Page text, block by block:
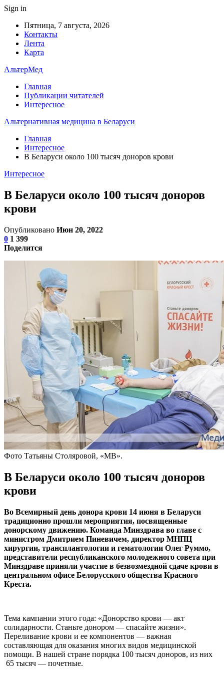
Sign in
Пятница, 7 августа, 2026
Контакты
Лента
Карта
АльтерМед
Главная
Публикации читателей
Интересное
Альтернативная медицина в Беларуси
Главная
Интересное
В Беларуси около 100 тысяч доноров крови
Интересное
В Беларуси около 100 тысяч доноров
крови
Опубликовано Июн 20, 2022
0 1 399
Поделится
Фото Татьяны Столяровой, «МВ».
В Беларуси около 100 тысяч доноров
крови
Во Всемирный день донора крови 14 июня в Беларуси
традиционно прошли мероприятия, посвященные
донорскому движению. Команда Минздрава во главе с
министром Дмитрием Пиневичем, директор МНПЦ
хирургии, трансплантологии и гематологии Олег Руммо,
представители республиканского молодежного совета при
Минздраве приняли участие в безвозмездной сдаче крови в
центральном офисе Белорусского общества Красного
Креста.
Тема кампании этого года: «Донорство крови — акт
солидарности. Станьте донором — спасайте жизни».
Переливание крови и ее компонентов — важная
составляющая для оказания многих видов медицинской
помощи. В нашей стране порядка 100 тысяч доноров, из них
65 тысяч — почетные.